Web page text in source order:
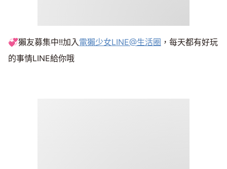
💞獺友募集中!!加入 電獺少女LINE@生活圈 ，每天都有好玩
的事情LINE給你哦